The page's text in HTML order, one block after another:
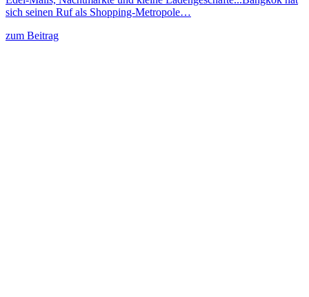
sich seinen Ruf als Shopping-Metropole…
zum Beitrag